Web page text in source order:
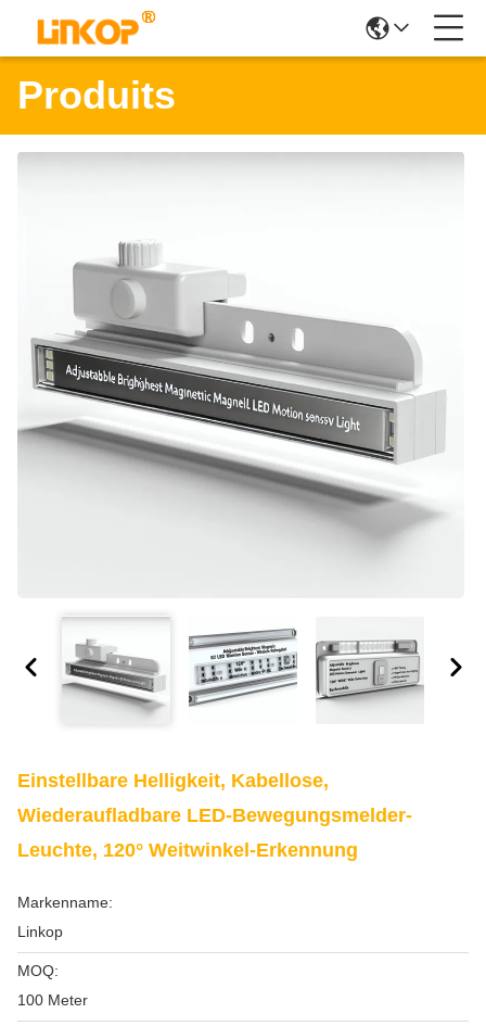
Produits
Einstellbare Helligkeit, Kabellose,
Wiederaufladbare LED-Bewegungsmelder-
Leuchte, 120° Weitwinkel-Erkennung
Markenname:
Linkop
MOQ:
100 Meter